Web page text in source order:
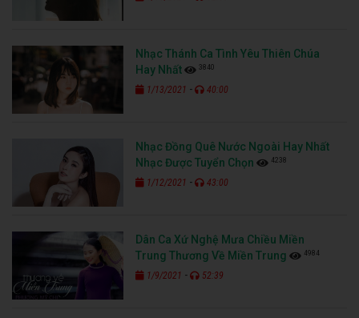
Nhạc Thánh Ca Tình Yêu Thiên Chúa
Hay Nhất
3840
1/13/2021 - 40:00
Nhạc Đồng Quê Nước Ngoài Hay Nhất
Nhạc Được Tuyển Chọn
4238
1/12/2021 - 43:00
Dân Ca Xứ Nghệ Mưa Chiều Miền
Trung Thương Về Miền Trung
4984
1/9/2021 - 52:39